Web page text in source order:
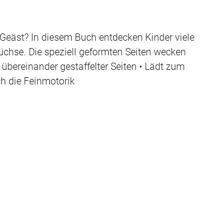
In diesem Buch entdecken Kinder viele
Die speziell geformten Seiten wecken
gestaffelter Seiten • Lädt zum
die Feinmotorik